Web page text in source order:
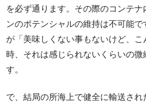
を必ず通ります。その際のコンテ
ンのポテンシャルの維持は不可能
が「美味しくない事もないけど、
時、それは感じられないくらいの
す。
で、結局の所海上で健全に輸送さ